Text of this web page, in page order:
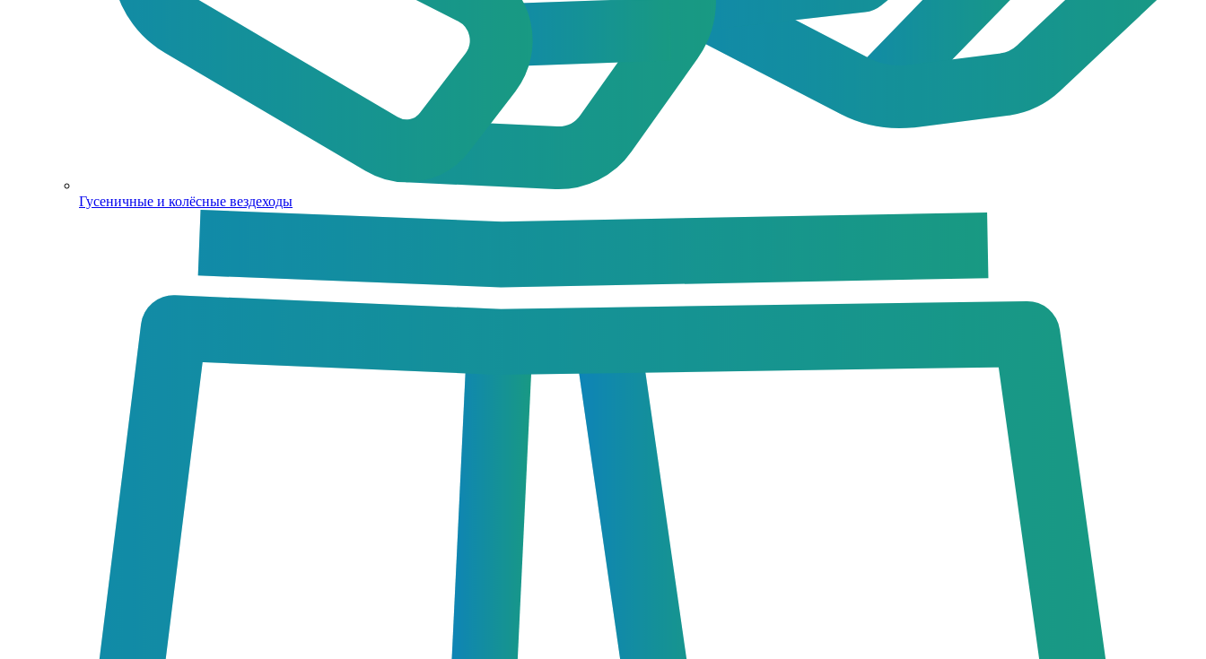
Гусеничные и колёсные вездеходы